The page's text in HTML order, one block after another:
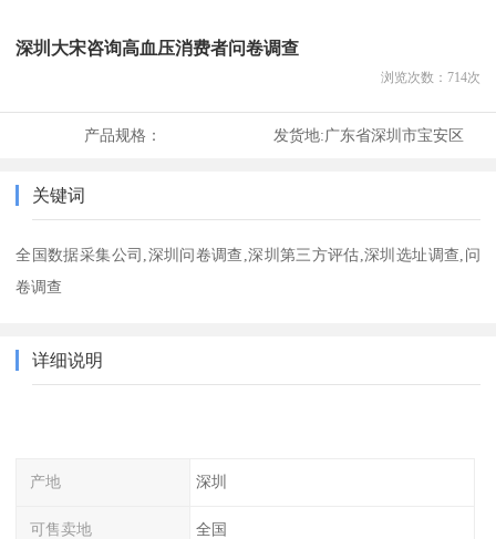
深圳大宋咨询高血压消费者问卷调查
浏览次数： 714次
产品规格： 发货地:广东省深圳市宝安区
关键词
全国数据采集公司,深圳问卷调查,深圳第三方评估,深圳选址调查,问
卷调查
详细说明
产地 深圳
可售卖地 全国